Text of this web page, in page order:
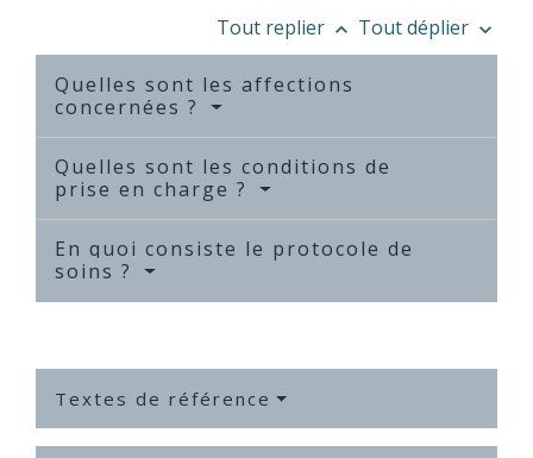
Tout replier keyboard_arrow_up Tout déplier keyboard_arrow_down
Quelles sont les affections
concernées ?
Quelles sont les conditions de
prise en charge ?
En quoi consiste le protocole de
soins ?
Textes de référence